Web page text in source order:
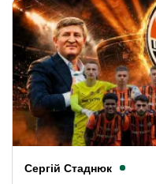
Сергій Стаднюк